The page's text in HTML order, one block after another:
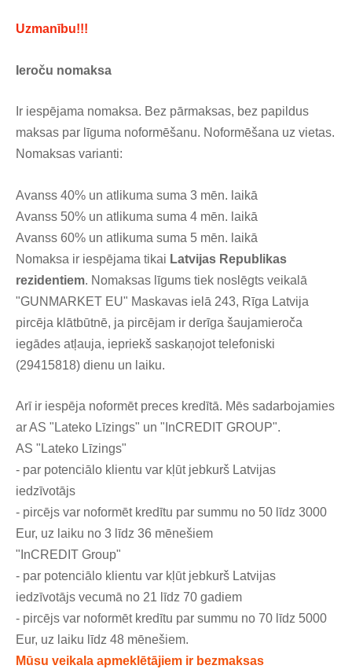
Uzmanību!!!
Ieroču nomaksa
Ir iespējama nomaksa. Bez pārmaksas, bez papildus
maksas par līguma noformēšanu. Noformēšana uz vietas.
Nomaksas varianti:
Avanss 40% un atlikuma suma 3 mēn. laikā
Avanss 50% un atlikuma suma 4 mēn. laikā
Avanss 60% un atlikuma suma 5 mēn. laikā
Nomaksa ir iespējama tikai Latvijas Republikas
rezidentiem. Nomaksas līgums tiek noslēgts veikalā
"GUNMARKET EU" Maskavas ielā 243, Rīga Latvija
pircēja klātbūtnē, ja pircējam ir derīga šaujamieroča
iegādes atļauja, iepriekš saskaņojot telefoniski
(29415818) dienu un laiku.
Arī ir iespēja noformēt preces kredītā. Mēs sadarbojamies
ar AS "Lateko Līzings" un "InCREDIT GROUP".
AS "Lateko Līzings"
- par potenciālo klientu var kļūt jebkurš Latvijas
iedzīvotājs
- pircējs var noformēt kredītu par summu no 50 līdz 3000
Eur, uz laiku no 3 līdz 36 mēnešiem
"InCREDIT Group"
- par potenciālo klientu var kļūt jebkurš Latvijas
iedzīvotājs vecumā no 21 līdz 70 gadiem
- pircējs var noformēt kredītu par summu no 70 līdz 5000
Eur, uz laiku līdz 48 mēnešiem.
Mūsu veikala apmeklētājiem ir bezmaksas